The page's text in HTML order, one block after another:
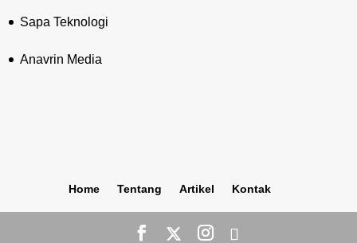
Sapa Teknologi
Anavrin Media
Home Tentang Artikel Kontak